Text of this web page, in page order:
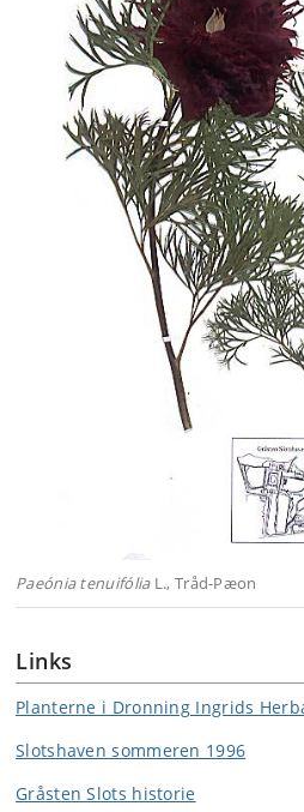
Paeónia tenuifóliaL., Tråd-Pæon
Links
Planterne i Dronning Ingrids
Slotshaven sommeren 1996
Gråsten Slots historie